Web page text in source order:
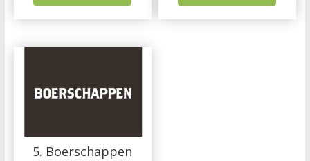
5. Boerschappen